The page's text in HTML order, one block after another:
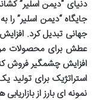
دنیای “دیمن اسلیر”
جایگاه “دیمن اسلیر”
جهانی تبدیل کرد.
عطش برای محصولات
افزایش چشمگیر فروش
استراتژیک برای
نمونه ای بارز از